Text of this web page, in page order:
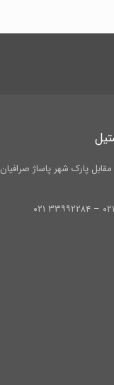
پارک شهر پاساژ صرافیان